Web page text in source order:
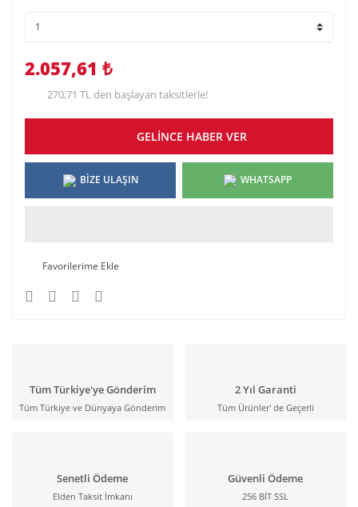
2.057,61 ₺
270,71 TL den başlayan taksitlerle!
GELİNCE HABER VER
BİZE ULAŞIN WHATSAPP
Tüm Türkiye'ye Gönderim
Tüm Türkiye ve Dünyaya Gönderim
2 Yıl Garanti
Tüm Ürünler' de Geçerli
Senetli Ödeme
Elden Taksit İmkanı
Güvenli Ödeme
256 BİT SSL